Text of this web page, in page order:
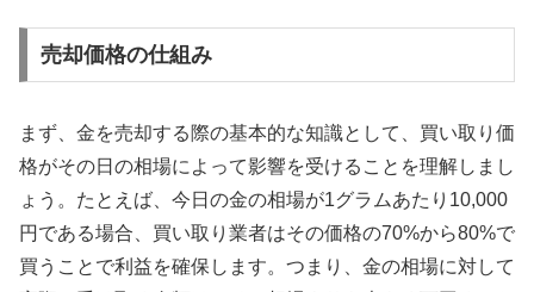
売却価格の仕組み
まず、金を売却する際の基本的な知識として、買い取り価
格がその日の相場によって影響を受けることを理解しまし
ょう。たとえば、今日の金の相場が1グラムあたり10,000
円である場合、買い取り業者はその価格の70%から80%で
買うことで利益を確保します。つまり、金の相場に対して